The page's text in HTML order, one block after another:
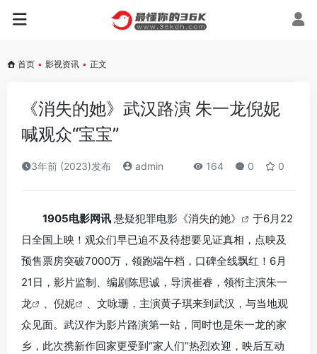
首页 • 影视资讯 • 正文
《消失的她》武汉路演 朱一龙倪妮
喊观众“宝宝”
3年前 (2023)发布 admin 164 0 0
1905电影网讯 悬疑犯罪电影 《消失的她》
于6月22
日全国上映！观众们早已迫不及待想要见证真相，点映及
预售票房突破7000万，领跑端午档，口碑全线飘红！6月
21日，影片监制、编剧陈思诚，导演崔睿，领衔主演朱一
龙
、 倪妮
、文咏珊，主演黄子琪来到武汉，与当地观
众见面。武汉作为影片路演第一站，同时也是朱一龙的家
乡，此次携新作回家更受到“家人们”热烈欢迎，映后互动